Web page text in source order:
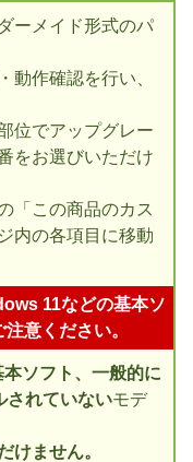
ーメイド形式のパ
動作確認を行い、
位でアップグレー
をお選びいただけ
「この商品のカス
内の各項目に移動
11などの基本ソ
意ください。
本ソフト、一般的に
されていないモデ
けません。